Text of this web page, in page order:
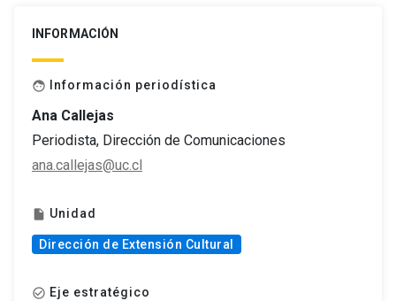
INFORMACIÓN
face Información periodística
Ana Callejas
Periodista, Dirección de Comunicaciones
ana.callejas@uc.cl
insert_drive_file Unidad
Dirección de Extensión Cultural
check_circle_outline Eje estratégico